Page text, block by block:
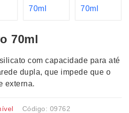
70ml
com capacidade para até
dupla, que impede que o
externa.
Código: 09762